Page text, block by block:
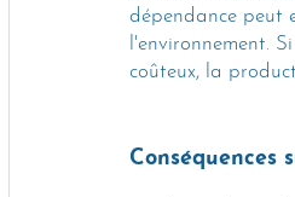
dépendance peut
l'environnement.
coûteux, la
Conséquences